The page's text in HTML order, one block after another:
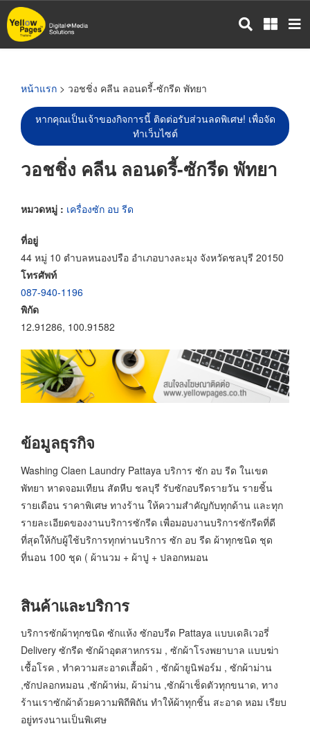
ข้าม
ไป
หน้าแรก > วอชชิ่ง คลีน ลอนดรี้-ซักรีด พัทยา
หากคุณเป็นเจ้าของกิจการนี้ ติดต่อรับส่วนลดพิเศษ! เพื่อจัด
ทำเว็บไซต์
วอชชิ่ง คลีน ลอนดรี้-ซักรีด พัทยา
หมวดหมู่ : เครื่องซัก อบ รีด
ที่อยู่
44 หมู่ 10 ตำบลหนองปรือ อำเภอบางละมุง จังหวัดชลบุรี 20150
โทรศัพท์
087-940-1196
พิกัด
12.91286, 100.91582
ข้อมูลธุรกิจ
Washing Claen Laundry Pattaya บริการ ซัก อบ รีด ในเขต
พัทยา หาดจอมเทียน สัตหีบ ชลบุรี รับซักอบรีดรายวัน รายชิ้น
รายเดือน ราคาพิเศษ ทางร้าน ให้ความสำคัญกับทุกด้าน และทุก
รายละเอียดของงานบริการซักรีด เพื่อมอบงานบริการซักรีดที่ดี
ที่สุดให้กับผู้ใช้บริการทุกท่านบริการ ซัก อบ รีด ผ้าทุกชนิด ชุด
ที่นอน 100 ชุด ( ผ้านวม + ผ้าปู + ปลอกหมอน
สินค้าและบริการ
บริการซักผ้าทุกชนิด ซักแห้ง ซักอบรีด Pattaya แบบเดลิเวอรี่
Delivery ซักรีด ซักผ้าอุตสาหกรรม , ซักผ้าโรงพยาบาล แบบฆ่า
เชื้อโรค , ทำความสะอาดเสื้อผ้า , ซักผ้ายูนิฟอร์ม , ซักผ้าม่าน
,ซักปลอกหมอน ,ซักผ้าห่ม, ผ้าม่าน ,ซักผ้าเช็ดตัวทุกขนาด, ทาง
ร้านเราซักผ้าด้วยความพิถีพิถัน ทำให้ผ้าทุกชิ้น สะอาด หอม เรียบ
อยู่ทรงนานเป็นพิเศษ